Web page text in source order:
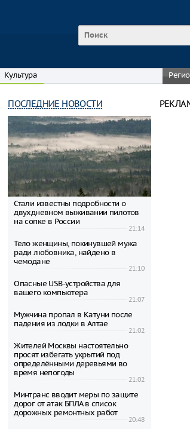
Культура
ПОСЛЕДНИЕ НОВОСТИ
Стали известны подробности о
двухдневном выживании пилотов
на сопке в России
21:14
Тело женщины, покинувшей мужа
ради любовника, найдено в
чемодане
21:10
Опасные USB-устройства для
вашего компьютера
21:07
Мужчина пропал в Катуни после
падения из лодки в Алтае
21:02
Жителей Москвы настоятельно
просят избегать укрытий под
определёнными деревьями во
время непогоды
21:02
Минтранс вводит меры по защите
дорог от атак БПЛА в список
дорожных ремонтных работ
20:48